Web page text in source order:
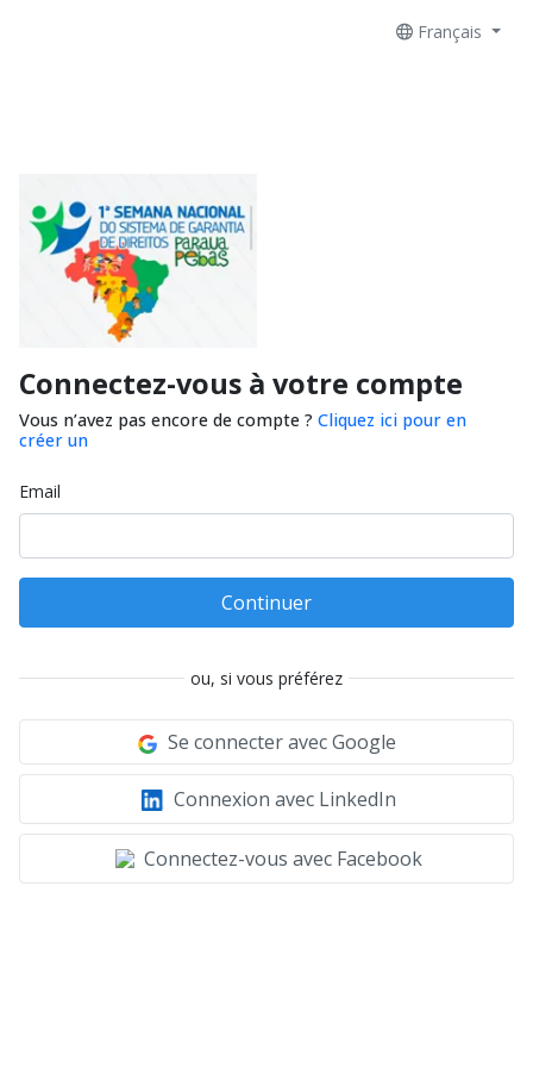
Français
Connectez-vous à votre compte
Vous n’avez pas encore de compte ? Cliquez ici pour en
créer un
Email
Continuer
ou, si vous préférez
Se connecter avec Google
Connexion avec LinkedIn
Connectez-vous avec Facebook